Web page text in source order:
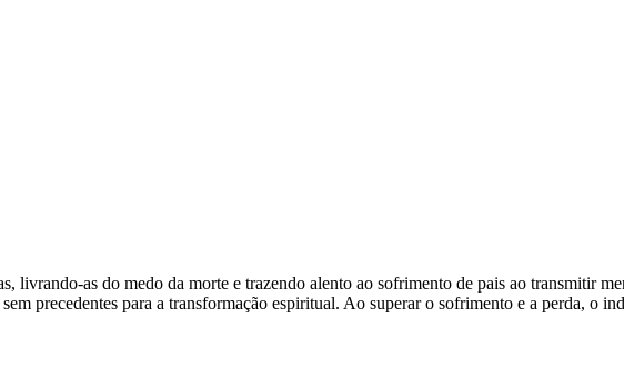
livrando-as do medo da morte e trazendo alento ao sofrimento de pais ao transmitir
precedentes para a transformação espiritual. Ao superar o sofrimento e a perda, o